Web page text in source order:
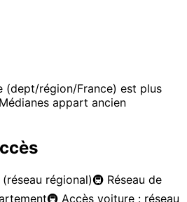
(dept/région/France) est plus
appart ancien
régional)🚇 Réseau de
🚇 Accès voiture : réseau